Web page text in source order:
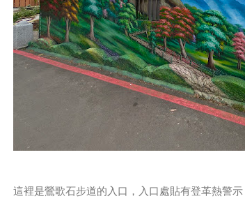
這裡是鶯歌石步道的入口，入口處貼有登革熱警